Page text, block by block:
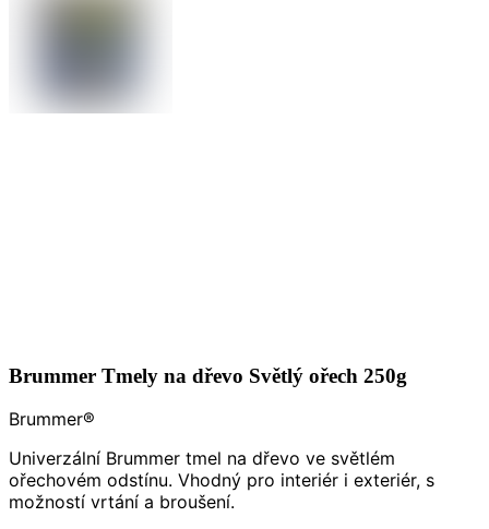
Brummer Tmely na dřevo Světlý ořech 250g
Brummer®
Univerzální Brummer tmel na dřevo ve světlém
ořechovém odstínu. Vhodný pro interiér i exteriér, s
možností vrtání a broušení.